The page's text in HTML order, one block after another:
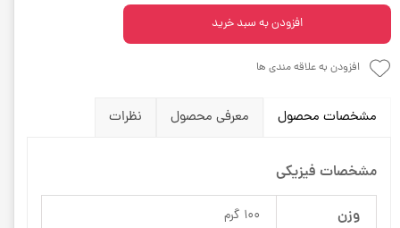
افزودن به سبد خرید
افزودن به علاقه مندی ها
مشخصات محصول معرفی محصول نظرات
مشخصات فیزیکی
وزن 100 گرم